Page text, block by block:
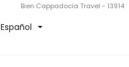
Bien Cappadocia Travel - 13914
Español